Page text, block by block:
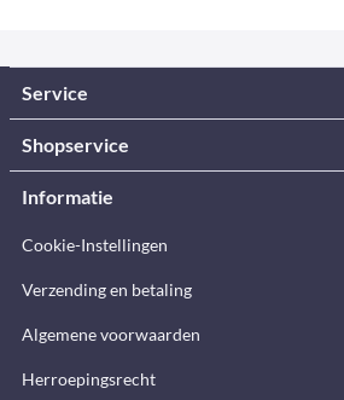
Service
Shopservice
Informatie
Cookie-Instellingen
Verzending en betaling
Algemene voorwaarden
Herroepingsrecht